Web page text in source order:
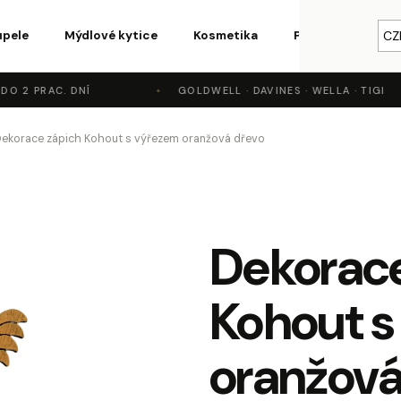
Mýdlové kytice Kosmetika Parfémy a vůně
2 PRAC. DNÍ GOLDWELL · DAVINES · WELLA · TIGI
zápich Kohout s výřezem oranžová dřevo
Kohout
potřebujete najít?